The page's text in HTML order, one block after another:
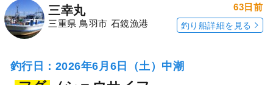
三幸丸
三重県 鳥羽市 石鏡漁港
63日前
釣り船詳細を見る
釣行日：2026年6月6日（土）中潮